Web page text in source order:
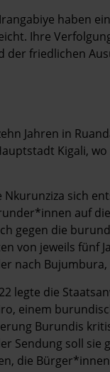
haben
Ihre
der friedlichen
Jahren in
Kigali,
sich
auf
gegen die
von jeweils fünf
nach
legte die
einem
Burundis
Sendung soll sie
die